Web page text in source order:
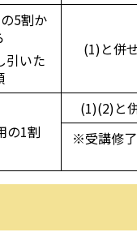
5割か
引いた
(1)と併
の1割
(1)(2)と
※受講修